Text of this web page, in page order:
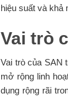
hiệu suất và khả
Vai trò
Vai trò của SAN
mở rộng linh
dụng rộng rãi